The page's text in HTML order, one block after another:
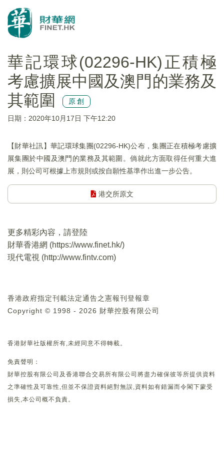
華記環球(02296-HK)正積極
考慮擴展中國及澳門的業務及
其範圍
原創
日期：2020年10月17日 下午12:20
【財華社訊】華記環球集團(02296-HK)公布，集團正在積極考慮擴
展集團於中國及澳門的業務及其範圍。倘就此方面取得任何重大進
展，則公司可根據上市規則或按自願性基準作出進一步公告。
港交所原文
更多精彩內容，請登陸
財華香港網 (https://www.finet.hk/)
現代電視 (http://www.fintv.com)
香港政府指定刊載法定通告之憲報刊登報章
Copyright © 1998 - 2026 財華控股有限公司
香港財華社版權所有,未經同意不得轉載。
免責聲明：
財華控股有限公司及香港聯合交易所有限公司將盡力確保彼等所提供資料
之準確性及可靠性,但並不保證資料絕對無誤,資料如有錯漏而令閣下蒙受
損失,本公司概不負責。